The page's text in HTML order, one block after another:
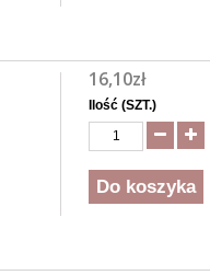
16,10zł
Ilość (SZT.)
Do koszyka